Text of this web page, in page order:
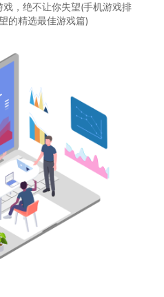
，绝不让你失望(手机游戏排
的精选最佳游戏篇)